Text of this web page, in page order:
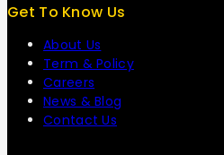
Get To Know Us
About Us
Term & Policy
Careers
News & Blog
Contact Us